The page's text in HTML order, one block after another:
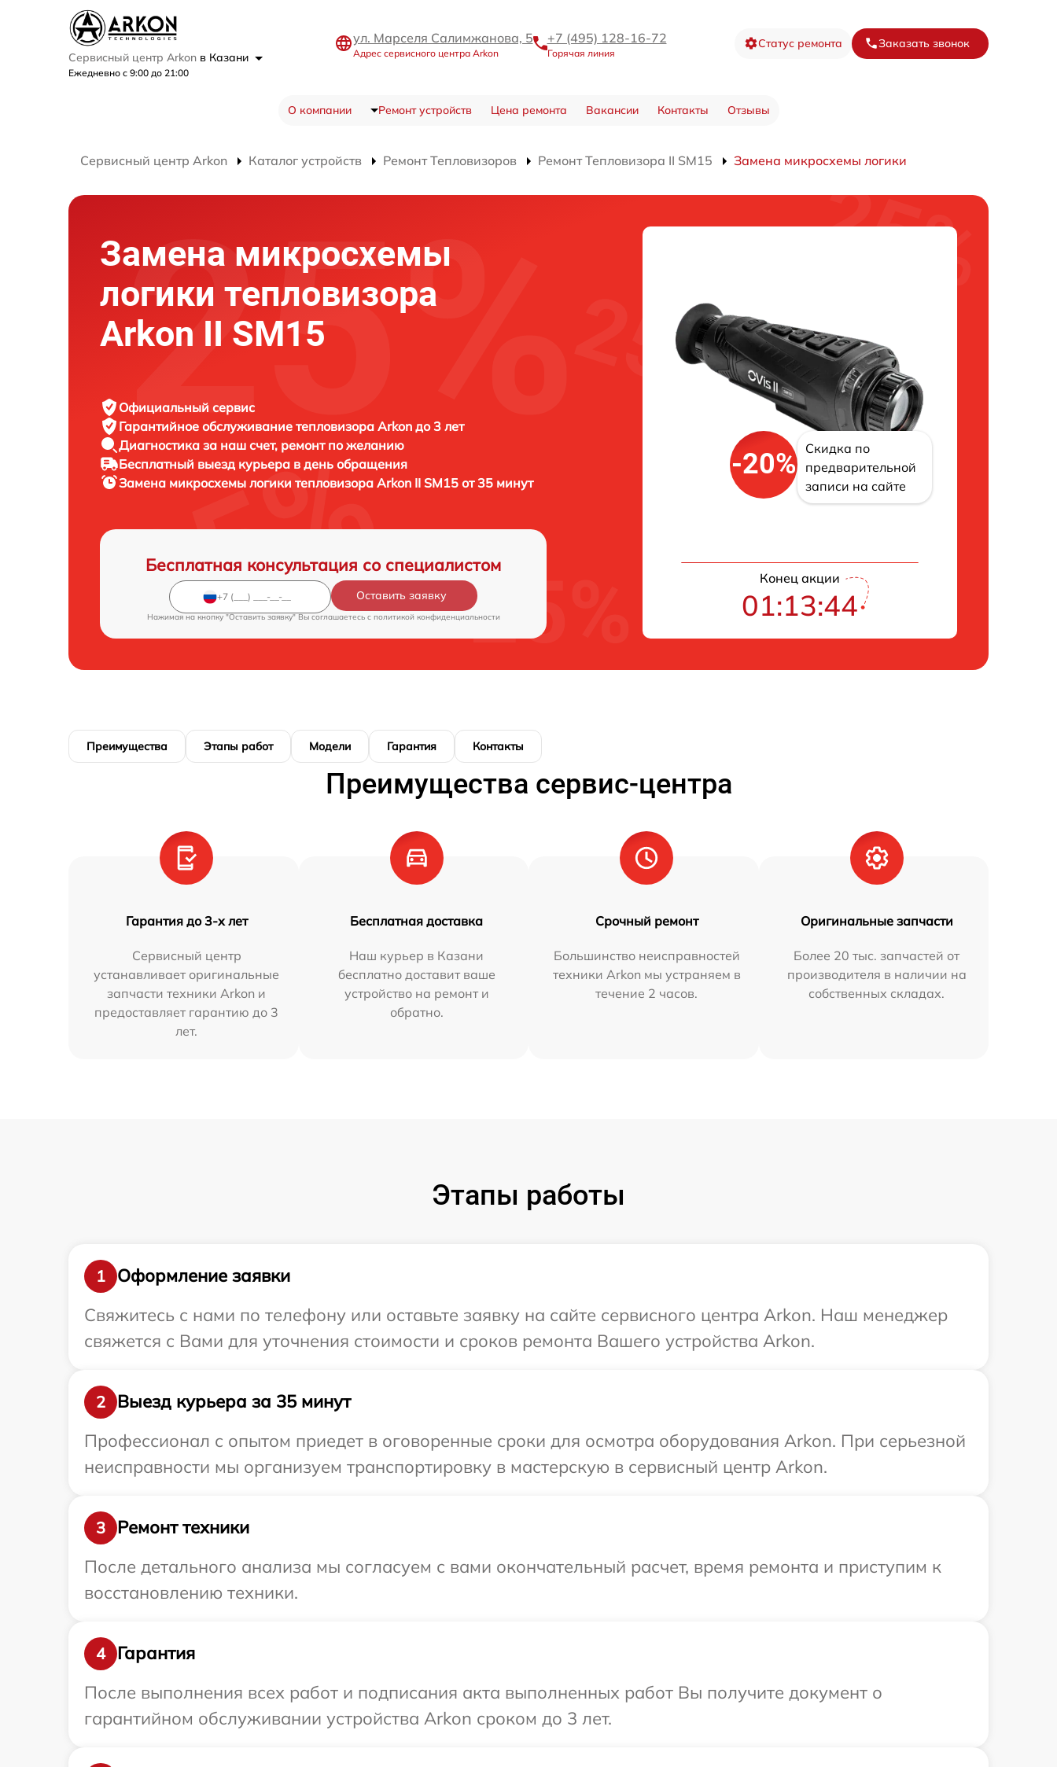
Сервисный центр Arkon в Казани
Ежедневно с 9:00 до 21:00
ул. Марселя Салимжанова, 5
Адрес сервисного центра Arkon
+7 (495) 128-16-72
Горячая линия
Статус ремонта Заказать звонок
О компании Ремонт устройств Цена ремонта Вакансии Контакты Отзывы
Сервисный центр Arkon Каталог устройств Ремонт Тепловизоров Ремонт Тепловизора II SM15 Замена микросхемы логики
Замена микросхемы
логики тепловизора
Arkon II SM15
Официальный сервис
Гарантийное обслуживание тепловизора Arkon до 3 лет
Диагностика за наш счет, ремонт по желанию
Бесплатный выезд курьера в день обращения
Замена микросхемы логики тепловизора Arkon II SM15 от 35 минут
Бесплатная консультация со специалистом
Оставить заявку
Нажимая на кнопку "Оставить заявку" Вы соглашаетесь c политикой конфиденциальности
-20%
Скидка по
предварительной
записи на сайте
Конец акции
01:13:43
Преимущества Этапы работ Модели Гарантия Контакты
Преимущества сервис-центра
Гарантия до 3-х лет
Сервисный центр
устанавливает оригинальные
запчасти техники Arkon и
предоставляет гарантию до 3
лет.
Бесплатная доставка
Наш курьер в Казани
бесплатно доставит ваше
устройство на ремонт и
обратно.
Срочный ремонт
Большинство неисправностей
техники Arkon мы устраняем в
течение 2 часов.
Оригинальные запчасти
Более 20 тыс. запчастей от
производителя в наличии на
собственных складах.
Этапы работы
1
Оформление заявки
Свяжитесь с нами по телефону или оставьте заявку на сайте сервисного центра Arkon. Наш менеджер
свяжется с Вами для уточнения стоимости и сроков ремонта Вашего устройства Arkon.
2
Выезд курьера за 35 минут
Профессионал с опытом приедет в оговоренные сроки для осмотра оборудования Arkon. При серьезной
неисправности мы организуем транспортировку в мастерскую в сервисный центр Arkon.
3
Ремонт техники
После детального анализа мы согласуем с вами окончательный расчет, время ремонта и приступим к
восстановлению техники.
4
Гарантия
После выполнения всех работ и подписания акта выполненных работ Вы получите документ о
гарантийном обслуживании устройства Arkon сроком до 3 лет.